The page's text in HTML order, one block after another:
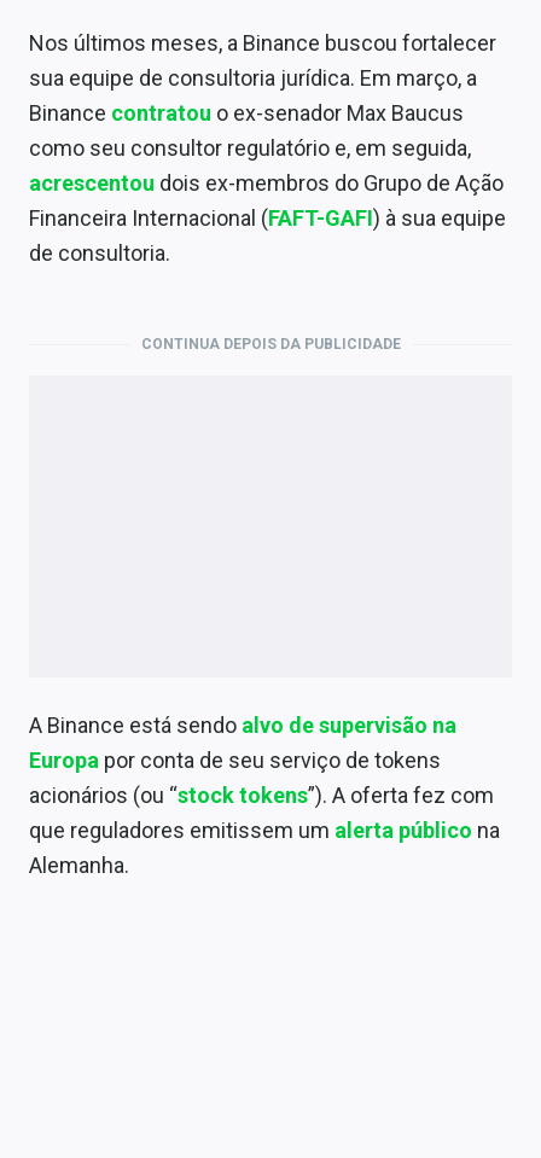
Nos últimos meses, a Binance buscou fortalecer
sua equipe de consultoria jurídica. Em março, a
Binance contratou o ex-senador Max Baucus
como seu consultor regulatório e, em seguida,
acrescentou dois ex-membros do Grupo de Ação
Financeira Internacional (FAFT-GAFI) à sua equipe
de consultoria.
CONTINUA DEPOIS DA PUBLICIDADE
A Binance está sendo alvo de supervisão na
Europa por conta de seu serviço de tokens
acionários (ou “stock tokens”). A oferta fez com
que reguladores emitissem um alerta público na
Alemanha.